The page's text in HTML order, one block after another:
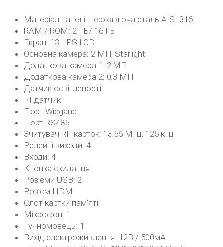
Матеріал панелі: нержавіюча сталь AISI 316
RAM / ROM: 2 ГБ/ 16 ГБ
Екран: 13″ IPS LCD
Основна камера: 2 МП, Starlight
Додаткова камера 1: 2 МП
Додаткова камера 2: 0.3 МП
Датчик освітленості
ІЧ-датчик
Порт Wiegand
Порт RS485
Зчитувач RF-карток: 13.56 МГц, 125 кГц
Релейні виходи: 4
Входи: 4
Кнопка скидання
Роз’єми USB: 2
Роз’єм HDMI
Слот картки пам’яті
Мікрофон: 1
Гучномовець: 1
Вихід електроживлення: 12В / 500мА